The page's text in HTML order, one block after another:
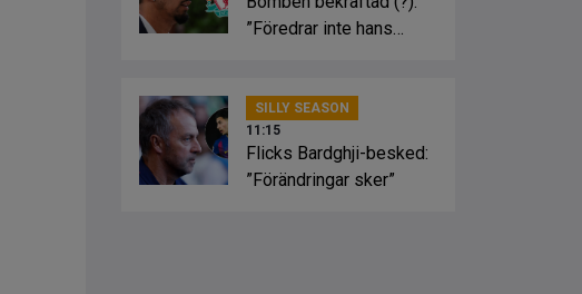
”Föredrar inte hans
SILLY SEASON
11:15
Flicks Bardghji-besked:
”Förändringar sker”